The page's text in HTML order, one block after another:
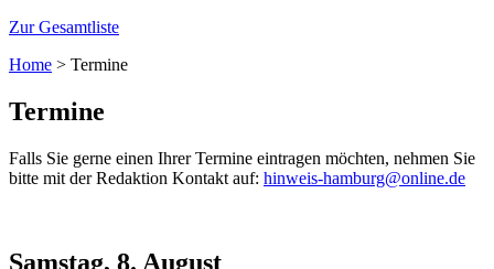
Zur Gesamtliste
Home > Termine
Termine
Falls Sie gerne einen Ihrer Termine eintragen möchten, nehmen Sie
bitte mit der Redaktion Kontakt auf: hinweis-hamburg@online.de
Samstag, 8. August